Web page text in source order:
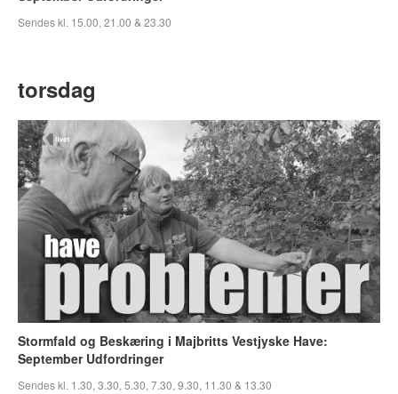
Sendes kl. 15.00, 21.00 & 23.30
torsdag
Stormfald og Beskæring i Majbritts Vestjyske Have:
September Udfordringer
Sendes kl. 1.30, 3.30, 5.30, 7.30, 9.30, 11.30 & 13.30